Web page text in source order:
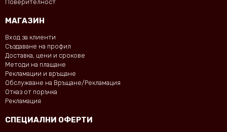
Поверителност
МАГАЗИН
Вход за клиенти
Създаване на профил
Доставка, цени и срокове
Методи на плащане
Рекламации и връщане
Обслужване на Връщане/Рекламация
Отказ от поръчка
Рекламация
СПЕЦИАЛНИ ОФЕРТИ